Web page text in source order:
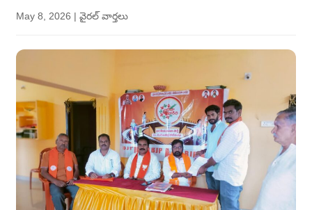
May 8, 2026 | వైరల్ వార్తలు